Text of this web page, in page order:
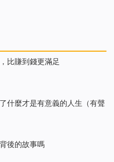
比賺到錢更滿足
什麼才是有意義的人生（有聲
後的故事嗎